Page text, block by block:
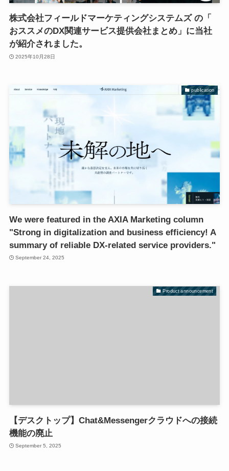
株式会社フィールドマーケティングシステムズ の「
おススメのDX関連サービス提供会社まとめ」に当社
が紹介されました。
2025年10月28日
publication
We were featured in the AXIA Marketing column
"Strong in digitalization and business efficiency! A
summary of reliable DX-related service providers."
September 24, 2025
Product announcement
【デスクトップ】Chat&Messengerクラウドへの接続
機能の廃止
September 5, 2025